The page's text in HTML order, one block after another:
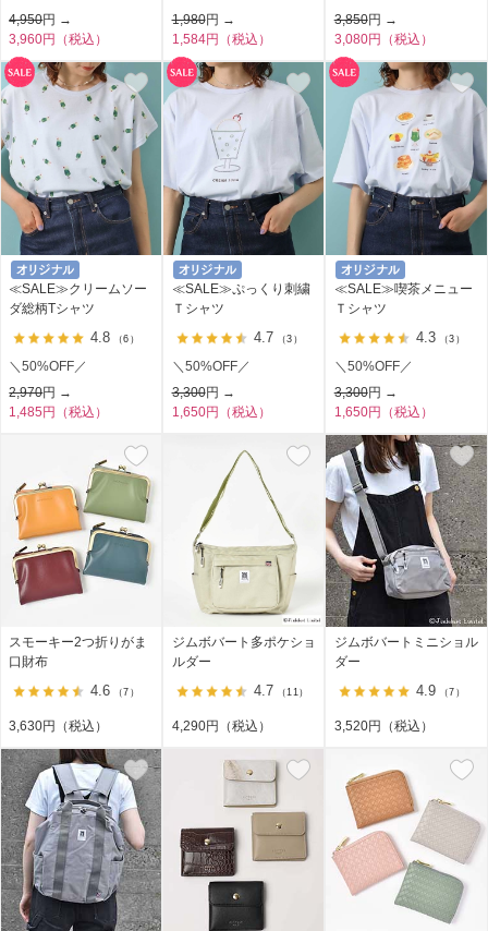
4,950円 →
3,960円（税込）
1,980円 →
1,584円（税込）
3,850円 →
3,080円（税込）
≪SALE≫クリームソー
ダ総柄Tシャツ
4.8 （6）
＼50%OFF／
2,970円 →
1,485円（税込）
≪SALE≫ぷっくり刺繍
Ｔシャツ
4.7 （3）
＼50%OFF／
3,300円 →
1,650円（税込）
≪SALE≫喫茶メニュー
Ｔシャツ
4.3 （3）
＼50%OFF／
3,300円 →
1,650円（税込）
スモーキー2つ折りがま
口財布
4.6 （7）
3,630円（税込）
ジムボバート多ポケショ
ルダー
4.7 （11）
4,290円（税込）
ジムボバートミニショル
ダー
4.9 （7）
3,520円（税込）